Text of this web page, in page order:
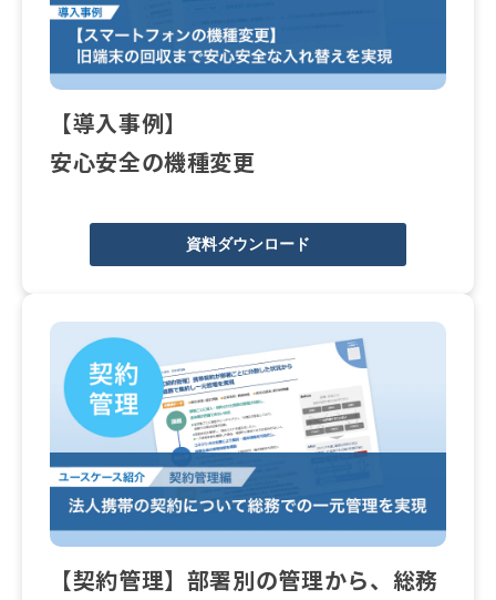
【導入事例】
安心安全の機種変更
資料ダウンロード
【契約管理】部署別の管理から、総務